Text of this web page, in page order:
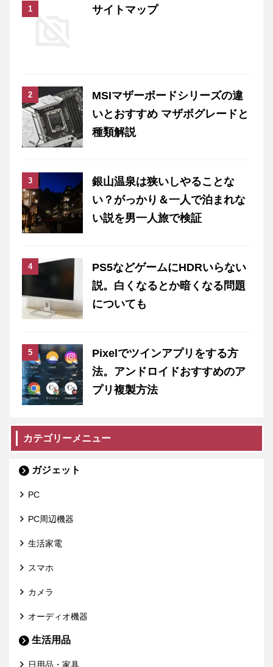
サイトマップ
MSIマザーボードシリーズの違
いとおすすめ マザボグレードと
種類解説
銀山温泉は狭いしやることな
い？がっかり＆一人で泊まれな
い説を男一人旅で検証
PS5などゲームにHDRいらない
説。白くなるとか暗くなる問題
についても
Pixelでツインアプリをする方
法。アンドロイドおすすめのア
プリ複製方法
カテゴリーメニュー
ガジェット
PC
PC周辺機器
生活家電
スマホ
カメラ
オーディオ機器
生活用品
日用品・家具